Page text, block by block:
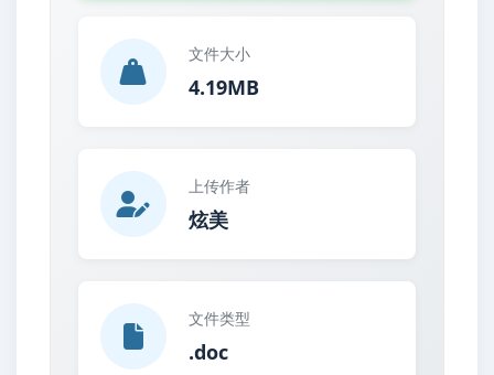
文件大小
4.19MB
上传作者
炫美
文件类型
.doc